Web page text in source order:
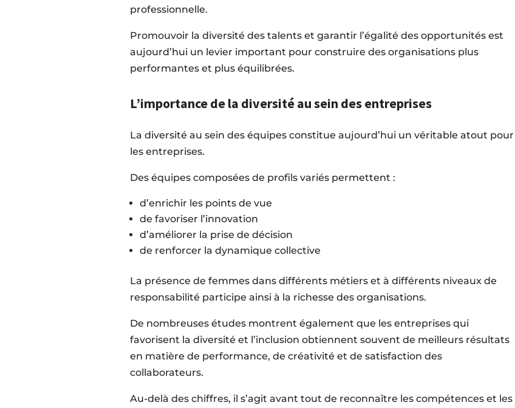
professionnelle.
Promouvoir la diversité des talents et garantir l’égalité des opportunités est
aujourd’hui un levier important pour construire des organisations plus
performantes et plus équilibrées.
L’importance de la diversité au sein des entreprises
La diversité au sein des équipes constitue aujourd’hui un véritable atout pour
les entreprises.
Des équipes composées de profils variés permettent :
d’enrichir les points de vue
de favoriser l’innovation
d’améliorer la prise de décision
de renforcer la dynamique collective
La présence de femmes dans différents métiers et à différents niveaux de
responsabilité participe ainsi à la richesse des organisations.
De nombreuses études montrent également que les entreprises qui
favorisent la diversité et l’inclusion obtiennent souvent de meilleurs résultats
en matière de performance, de créativité et de satisfaction des
collaborateurs.
Au-delà des chiffres, il s’agit avant tout de reconnaître les compétences et les